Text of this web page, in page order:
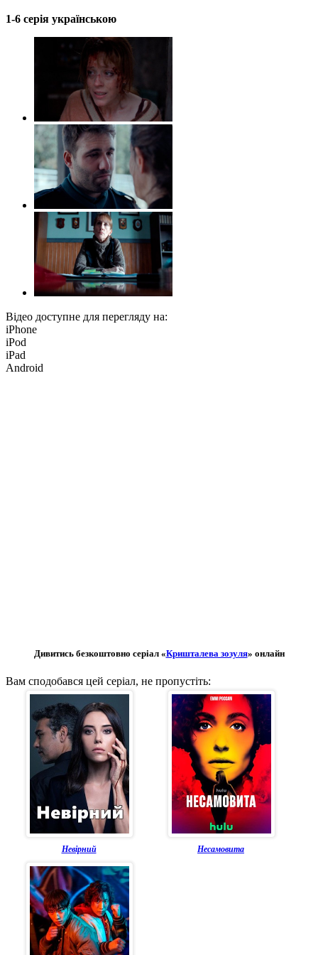
1-6 серія українською
Відео доступне для перегляду на:
iPhone
iPod
iPad
Android
Дивитись безкоштовно серіал «Кришталева зозуля» онлайн
Вам сподобався цей серіал, не пропустіть:
Невірний Несамовита